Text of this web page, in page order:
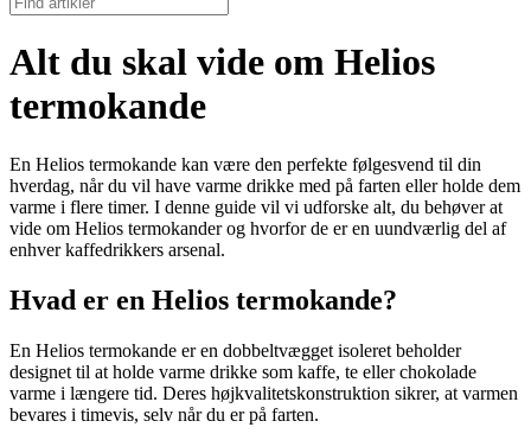
Alt du skal vide om Helios
termokande
En Helios termokande kan være den perfekte følgesvend til din
hverdag, når du vil have varme drikke med på farten eller holde dem
varme i flere timer. I denne guide vil vi udforske alt, du behøver at
vide om Helios termokander og hvorfor de er en uundværlig del af
enhver kaffedrikkers arsenal.
Hvad er en Helios termokande?
En Helios termokande er en dobbeltvægget isoleret beholder
designet til at holde varme drikke som kaffe, te eller chokolade
varme i længere tid. Deres højkvalitetskonstruktion sikrer, at varmen
bevares i timevis, selv når du er på farten.